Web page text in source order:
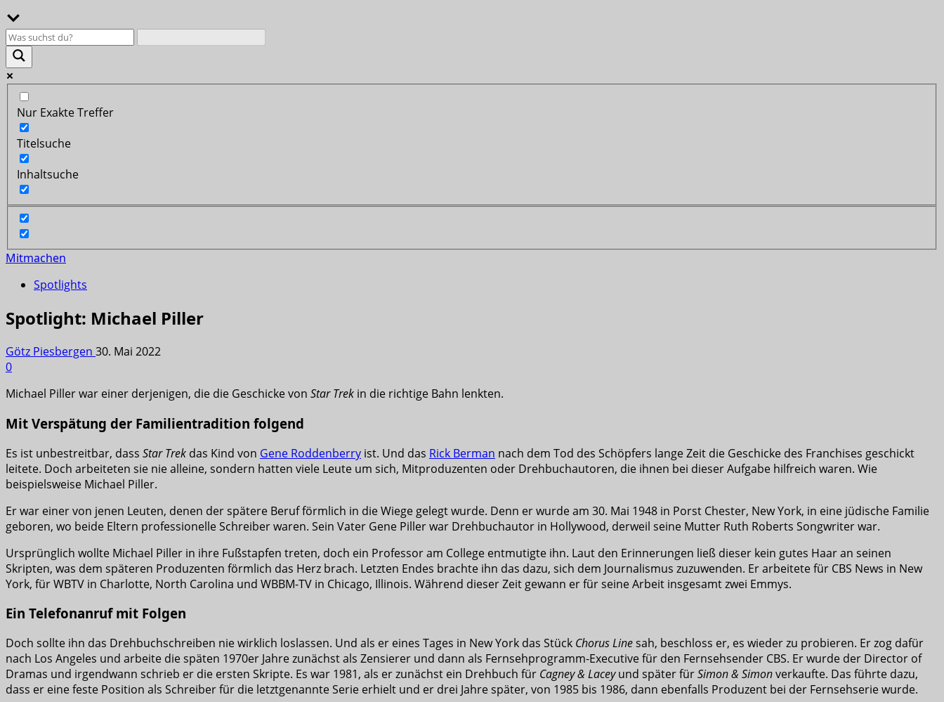
Nur Exakte Treffer
Titelsuche
Inhaltsuche
Mitmachen
Spotlights
Spotlight: Michael Piller
Götz Piesbergen 30. Mai 2022
0
Michael Piller war einer derjenigen, die die Geschicke von Star Trek in die richtige Bahn lenkten.
Mit Verspätung der Familientradition folgend
Es ist unbestreitbar, dass Star Trek das Kind von Gene Roddenberry ist. Und das Rick Berman nach dem Tod des Schöpfers lange Zeit die Geschicke des Franchises geschickt
leitete. Doch arbeiteten sie nie alleine, sondern hatten viele Leute um sich, Mitproduzenten oder Drehbuchautoren, die ihnen bei dieser Aufgabe hilfreich waren. Wie
beispielsweise Michael Piller.
Er war einer von jenen Leuten, denen der spätere Beruf förmlich in die Wiege gelegt wurde. Denn er wurde am 30. Mai 1948 in Porst Chester, New York, in eine jüdische Familie
geboren, wo beide Eltern professionelle Schreiber waren. Sein Vater Gene Piller war Drehbuchautor in Hollywood, derweil seine Mutter Ruth Roberts Songwriter war.
Ursprünglich wollte Michael Piller in ihre Fußstapfen treten, doch ein Professor am College entmutigte ihn. Laut den Erinnerungen ließ dieser kein gutes Haar an seinen
Skripten, was dem späteren Produzenten förmlich das Herz brach. Letzten Endes brachte ihn das dazu, sich dem Journalismus zuzuwenden. Er arbeitete für CBS News in New
York, für WBTV in Charlotte, North Carolina und WBBM-TV in Chicago, Illinois. Während dieser Zeit gewann er für seine Arbeit insgesamt zwei Emmys.
Ein Telefonanruf mit Folgen
Doch sollte ihn das Drehbuchschreiben nie wirklich loslassen. Und als er eines Tages in New York das Stück Chorus Linesah, beschloss er, es wieder zu probieren. Er zog dafür
nach Los Angeles und arbeite die späten 1970er Jahre zunächst als Zensierer und dann als Fernsehprogramm-Executive für den Fernsehsender CBS. Er wurde der Director of
Dramas und irgendwann schrieb er die ersten Skripte. Es war 1981, als er zunächst ein Drehbuch für Cagney & Laceyund später fürSimon & Simonverkaufte. Das führte dazu,
dass er eine feste Position als Schreiber für die letztgenannte Serie erhielt und er drei Jahre später, von 1985 bis 1986, dann ebenfalls Produzent bei der Fernsehserie wurde.